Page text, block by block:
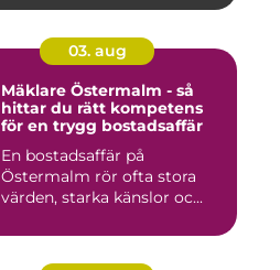
03. aug
Mäklare Östermalm - så
hittar du rätt kompetens
för en trygg bostadsaffär
En bostadsaffär på
Östermalm rör ofta stora
värden, starka känslor oc...